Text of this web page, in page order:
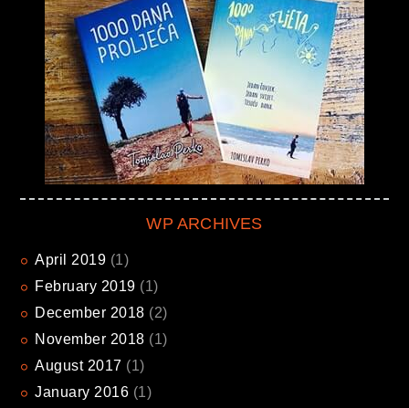
WP ARCHIVES
April 2019 (1)
February 2019 (1)
December 2018 (2)
November 2018 (1)
August 2017 (1)
January 2016 (1)